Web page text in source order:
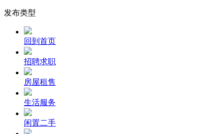
发布类型
回到首页
招聘求职
房屋租售
生活服务
闲置二手